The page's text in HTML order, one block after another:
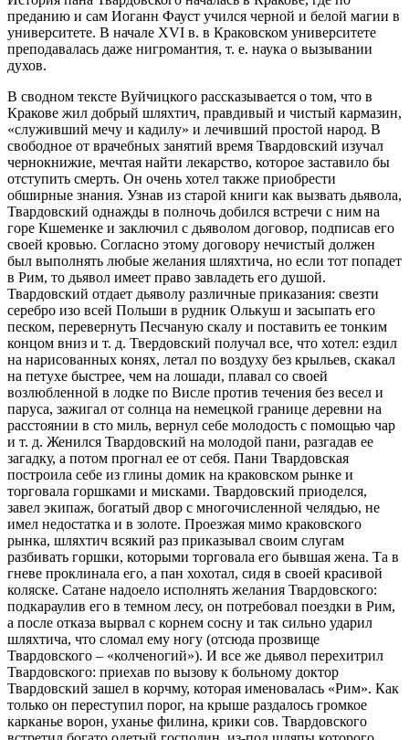
преданию и сам Иоганн Фауст учился черной и белой магии в
университете. В начале XVI в. в Краковском университете
преподавалась даже нигромантия, т. е. наука о вызывании
духов.
В сводном тексте Вуйчицкого рассказывается о том, что в
Кракове жил добрый шляхтич, правдивый и чистый кармазин,
«служивший мечу и кадилу» и лечивший простой народ. В
свободное от врачебных занятий время Твардовский изучал
чернокнижие, мечтая найти лекарство, которое заставило бы
отступить смерть. Он очень хотел также приобрести
обширные знания. Узнав из старой книги как вызвать дьявола,
Твардовский однажды в полночь добился встречи с ним на
горе Кшеменке и заключил с дьяволом договор, подписав его
своей кровью. Согласно этому договору нечистый должен
был выполнять любые желания шляхтича, но если тот попадет
в Рим, то дьявол имеет право завладеть его душой.
Твардовский отдает дьяволу различные приказания: свезти
серебро изо всей Польши в рудник Олькуш и засыпать его
песком, перевернуть Песчаную скалу и поставить ее тонким
концом вниз и т. д. Твердовский получал все, что хотел: ездил
на нарисованных конях, летал по воздуху без крыльев, скакал
на петухе быстрее, чем на лошади, плавал со своей
возлюбленной в лодке по Висле против течения без весел и
паруса, зажигал от солнца на немецкой границе деревни на
расстоянии в сто миль, вернул себе молодость с помощью чар
и т. д. Женился Твардовский на молодой пани, разгадав ее
загадку, а потом прогнал ее от себя. Пани Твардовская
построила себе из глины домик на краковском рынке и
торговала горшками и мисками. Твардовский приоделся,
завел экипаж, богатый двор с многочисленной челядью, не
имел недостатка и в золоте. Проезжая мимо краковского
рынка, шляхтич всякий раз приказывал своим слугам
разбивать горшки, которыми торговала его бывшая жена. Та в
гневе проклинала его, а пан хохотал, сидя в своей красивой
коляске. Сатане надоело исполнять желания Твардовского:
подкараулив его в темном лесу, он потребовал поездки в Рим,
а после отказа вырвал с корнем сосну и так сильно ударил
шляхтича, что сломал ему ногу (отсюда прозвище
Твардовского – «колченогий»). И все же дьявол перехитрил
Твардовского: приехав по вызову к больному доктор
Твардовский зашел в корчму, которая именовалась «Рим». Как
только он переступил порог, на крыше раздалось громкое
карканье ворон, уханье филина, крики сов. Твардовского